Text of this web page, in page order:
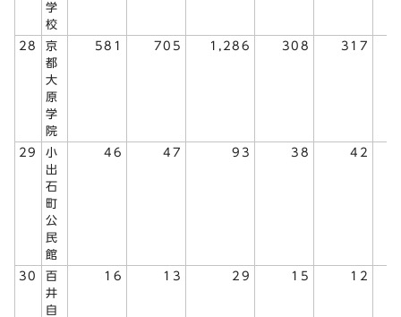
学
校
28
京
都
大
原
学
院
581 705 1,286 308 317
29
小
出
石
町
公
民
館
46 47 93 38 42
30
百
井
自
16 13 29 15 12